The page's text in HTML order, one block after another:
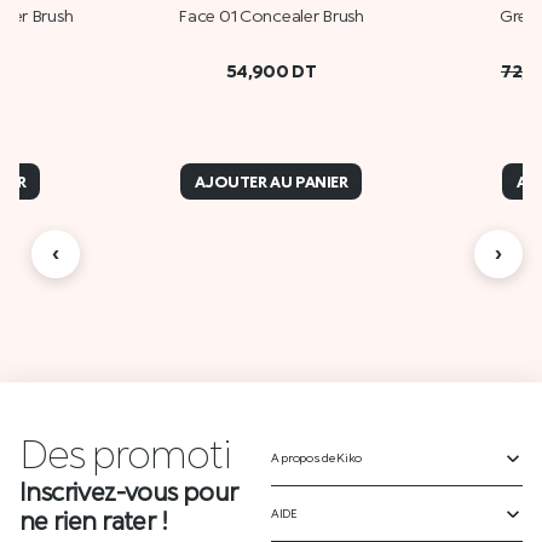
Brush Face 01 Concealer Brush
54,900 DT
AJOUTER AU PANIER
‹ ›
Des promoti
Inscrivez-vous pour
ne rien rater !
A propos de Kiko
AIDE